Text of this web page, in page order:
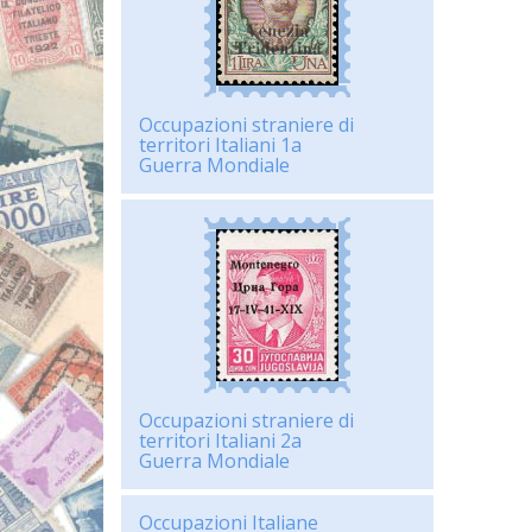
Occupazioni straniere di
territori Italiani 1a
Guerra Mondiale
Occupazioni straniere di
territori Italiani 2a
Guerra Mondiale
Occupazioni Italiane